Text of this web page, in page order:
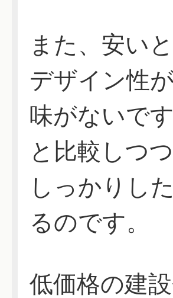
また、安い
デザイン性
味がないで
と比較しつ
しっかりし
るのです。
低価格の建